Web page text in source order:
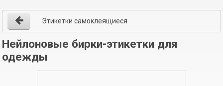
Этикетки самоклеящиеся
Нейлоновые бирки-этикетки для
одежды